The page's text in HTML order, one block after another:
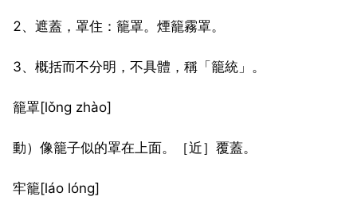
2、遮蓋，罩住：籠罩。煙籠霧罩。
3、概括而不分明，不具體，稱「籠統」。
籠罩[lǒng zhào]
動）像籠子似的罩在上面。［近］覆蓋。
牢籠[láo lóng]